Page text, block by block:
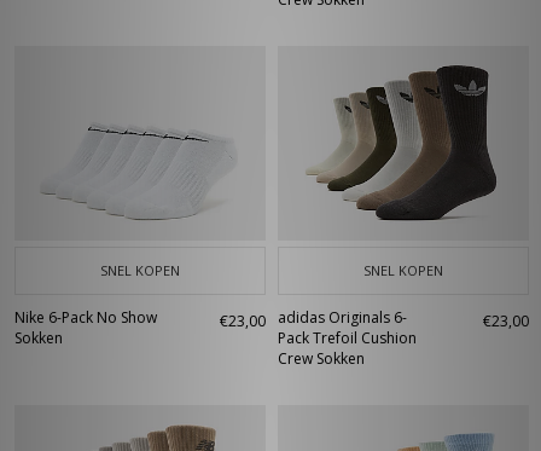
SNEL KOPEN
Nike 6-Pack No Show
Sokken
€23,00
SNEL KOPEN
adidas Originals 6-
Pack Trefoil Cushion
Crew Sokken
€23,00